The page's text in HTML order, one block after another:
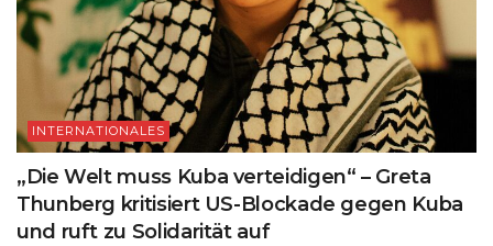
INTERNATIONALES
„Die Welt muss Kuba verteidigen“ – Greta
Thunberg kritisiert US-Blockade gegen Kuba
und ruft zu Solidarität auf